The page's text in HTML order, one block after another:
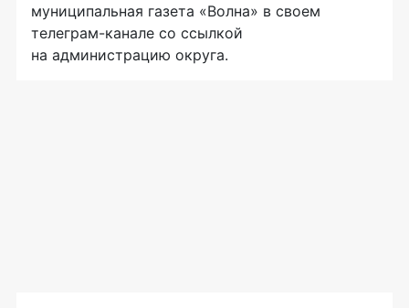
муниципальная газета «Волна» в своем
телеграм-канале со ссылкой
на администрацию округа.